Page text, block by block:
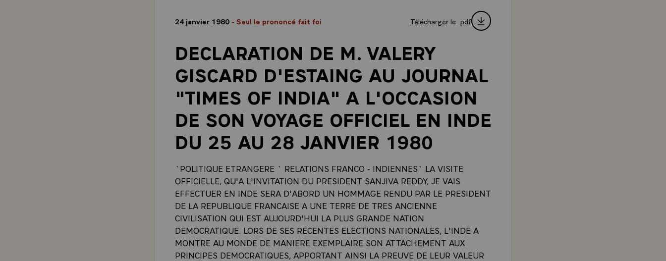
24 janvier 1980 - Seul le prononcé fait foi Télécharger le .pdf
DECLARATION DE M. VALERY
GISCARD D'ESTAING AU JOURNAL
"TIMES OF INDIA" A L'OCCASION
DE SON VOYAGE OFFICIEL EN INDE
DU 25 AU 28 JANVIER 1980
`POLITIQUE ETRANGERE ` RELATIONS FRANCO - INDIENNES` LA VISITE
OFFICIELLE, QU'A L'INVITATION DU PRESIDENT SANJIVA REDDY, JE VAIS
EFFECTUER EN INDE SERA D'ABORD UN HOMMAGE RENDU PAR LE PRESIDENT
DE LA REPUBLIQUE FRANCAISE A UNE TERRE DE TRES ANCIENNE
CIVILISATION QUI EST AUJOURD'HUI LA PLUS GRANDE NATION
DEMOCRATIQUE. LORS DE SES RECENTES ELECTIONS NATIONALES, L'INDE A
MONTRE AU MONDE DE MANIERE EXEMPLAIRE SON ATTACHEMENT AUX
PRINCIPES DEMOCRATIQUES, APPORTANT AINSI LA PREUVE DE LEUR VALEUR